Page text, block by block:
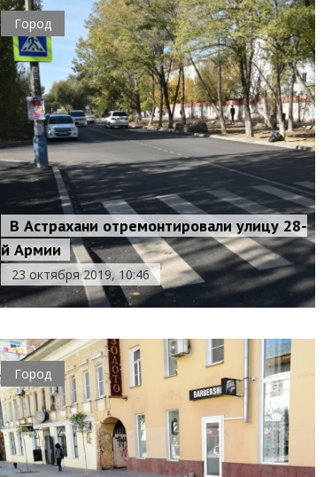
Город
В Астрахани отремонтировали улицу 28-
й Армии
23 октября 2019, 10:46
Город